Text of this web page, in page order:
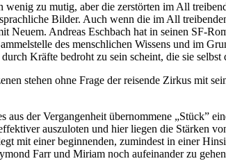
zu mutig, aber die zerstörten im All
Bilder. Auch wenn die im All
Andreas Eschbach hat in seinen SF-
des menschlichen Wissens und im
Kräfte bedroht zu sein scheint, die sie
stehen ohne Frage der reisende Zirkus mit
der Vergangenheit übernommene „Stück”
auszuloten und hier liegen die Stärken
mit einer beginnenden, zumindest in einer
Farr und Miriam noch aufeinander zu